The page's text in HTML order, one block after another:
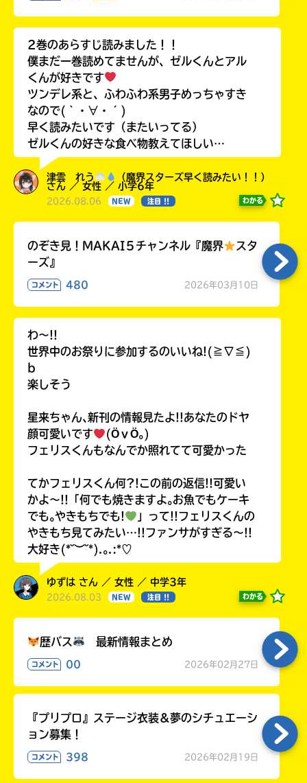
2巻のあらすじ読みました！！
僕まだ一巻読めてませんが、ゼルくんとアル
くんが好きです
ツンデレ系と、ふわふわ系男子めっちゃすき
なので(｀・∀・´)
早く読みたいです（またいってる）
ゼルくんの好きな食べ物教えてほしい…
津雲 れう
（魔界スターズ早く読みたい！！）
さん ／ 女性 ／ 小学6年
2026.08.06 NEW 注目 !! わかる
のぞき見！MAKAI５チャンネル『魔界
スタ
ーズ』
コメント 480 2026年03月10日
わ〜!!
世界中のお祭りに参加するのいいね!(≧∇≦)
b
楽しそう
星来ちゃん､新刊の情報見たよ!!あなたのドヤ
顔可愛いです
(ӦｖӦ｡)
フェリスくんもなんでか照れてて可愛かった
てかフェリスくん何?!この前の返信!!可愛い
かよ〜!!「何でも焼きますよ｡お魚でもケーキ
でも｡やきもちでも!
」って!!フェリスくんの
やきもち見てみたい…!!ファンサがすぎる〜!!
大好き(*˘︶˘*).｡.:*♡
ゆずは さん ／ 女性 ／ 中学3年
2026.08.03 NEW 注目 !! わかる
歴バス 最新情報まとめ
コメント 00 2026年02月27日
『プリプロ』ステージ衣装＆夢のシチュエーシ
ョン募集！
コメント 398 2026年02月19日